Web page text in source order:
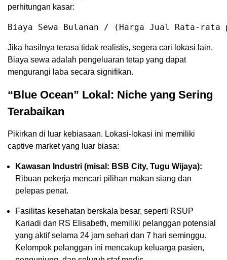
perhitungan kasar:
Biaya Sewa Bulanan / (Harga Jual Rata-rata
Jika hasilnya terasa tidak realistis, segera cari lokasi lain.
Biaya sewa adalah pengeluaran tetap yang dapat
mengurangi laba secara signifikan.
“Blue Ocean” Lokal: Niche yang Sering
Terabaikan
Pikirkan di luar kebiasaan. Lokasi-lokasi ini memiliki
captive market yang luar biasa:
Kawasan Industri (misal: BSB City, Tugu Wijaya):
Ribuan pekerja mencari pilihan makan siang dan
pelepas penat.
Fasilitas kesehatan berskala besar, seperti RSUP
Kariadi dan RS Elisabeth, memiliki pelanggan potensial
yang aktif selama 24 jam sehari dan 7 hari seminggu.
Kelompok pelanggan ini mencakup keluarga pasien,